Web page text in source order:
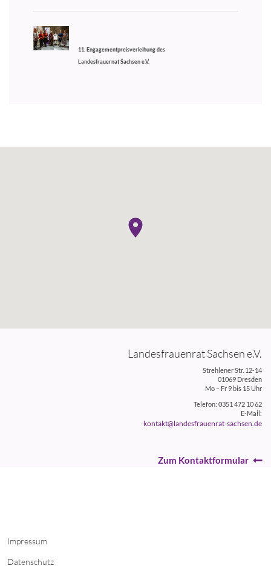
11. Engagementpreisverleihung des
Landesfrauernat Sachsen e.V.
Landesfrauenrat Sachsen e.V.
Strehlener Str. 12-14
01069 Dresden
Mo – Fr 9 bis 15 Uhr
Telefon: 0351 472 10 62
E-Mail:
kontakt@landesfrauenrat-sachsen.de
Zum Kontaktformular
Impressum
Datenschutz